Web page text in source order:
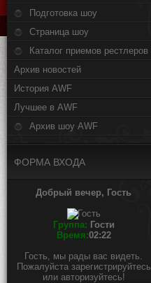
Подготовка шоу
Страница шоу
Каталог приемов рестлеров
Архив новостей
История AWF
Лучшее в AWF
Архив шоу AWF
ФОРМА ВХОДА
Добрый вечер, Гость
Группа: Гости
Время:02:22
Гость, мы рады вас видеть.
Пожалуйста зарегистрируйтесь
или авторизуйтесь!